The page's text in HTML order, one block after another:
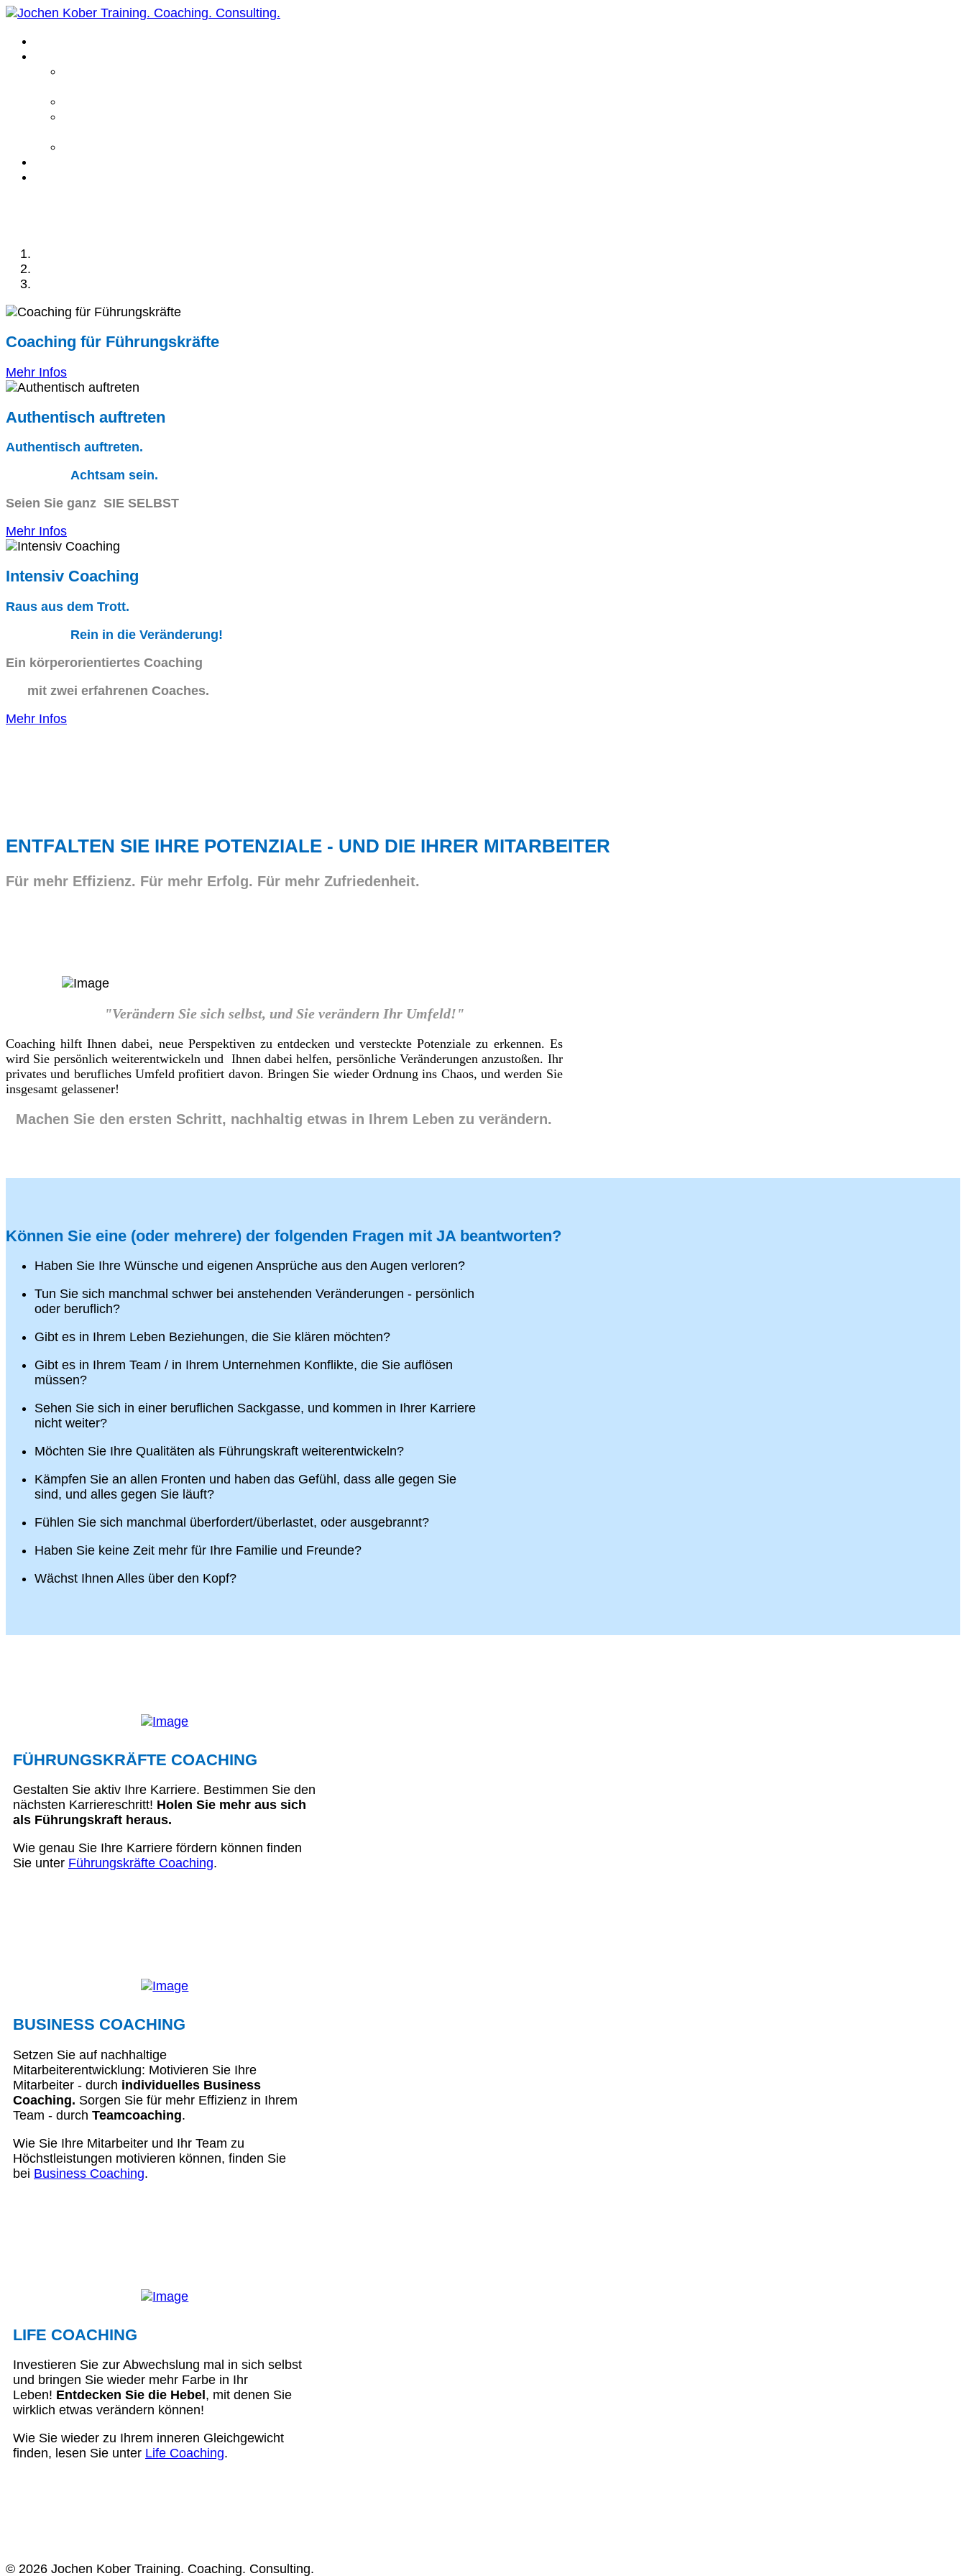
Coaching für Führungskräfte
Mehr Infos
Authentisch auftreten
Authentisch auftreten.
Achtsam sein.
Seien Sie ganz SIE SELBST
Mehr Infos
Intensiv Coaching
Raus aus dem Trott.
Rein in die Veränderung!
Ein körperorientiertes Coaching
mit zwei erfahrenen Coaches.
Mehr Infos
ENTFALTEN SIE IHRE POTENZIALE - UND DIE IHRER MITARBEITER
Für mehr Effizienz. Für mehr Erfolg. Für mehr Zufriedenheit.
"Verändern Sie sich selbst, und Sie verändern Ihr Umfeld!"
Coaching hilft Ihnen dabei, neue Perspektiven zu entdecken und versteckte Potenziale zu erkennen. Es
wird Sie persönlich weiterentwickeln und Ihnen dabei helfen, persönliche Veränderungen anzustoßen. Ihr
privates und berufliches Umfeld profitiert davon. Bringen Sie wieder Ordnung ins Chaos, und werden Sie
insgesamt gelassener!
Machen Sie den ersten Schritt, nachhaltig etwas in Ihrem Leben zu verändern.
Können Sie eine (oder mehrere) der folgenden Fragen mit JA beantworten?
Haben Sie Ihre Wünsche und eigenen Ansprüche aus den Augen verloren?
Tun Sie sich manchmal schwer bei anstehenden Veränderungen - persönlich
oder beruflich?
Gibt es in Ihrem Leben Beziehungen, die Sie klären möchten?
Gibt es in Ihrem Team / in Ihrem Unternehmen Konflikte, die Sie auflösen
müssen?
Sehen Sie sich in einer beruflichen Sackgasse, und kommen in Ihrer Karriere
nicht weiter?
Möchten Sie Ihre Qualitäten als Führungskraft weiterentwickeln?
Kämpfen Sie an allen Fronten und haben das Gefühl, dass alle gegen Sie
sind, und alles gegen Sie läuft?
Fühlen Sie sich manchmal überfordert/überlastet, oder ausgebrannt?
Haben Sie keine Zeit mehr für Ihre Familie und Freunde?
Wächst Ihnen Alles über den Kopf?
FÜHRUNGSKRÄFTE COACHING
Gestalten Sie aktiv Ihre Karriere. Bestimmen Sie den
nächsten Karriereschritt! Holen Sie mehr aus sich
als Führungskraft heraus.
Wie genau Sie Ihre Karriere fördern können finden
Sie unter Führungskräfte Coaching.
BUSINESS COACHING
Setzen Sie auf nachhaltige
Mitarbeiterentwicklung: Motivieren Sie Ihre
Mitarbeiter - durch individuelles Business
Coaching. Sorgen Sie für mehr Effizienz in Ihrem
Team - durch Teamcoaching.
Wie Sie Ihre Mitarbeiter und Ihr Team zu
Höchstleistungen motivieren können, finden Sie
bei Business Coaching.
LIFE COACHING
Investieren Sie zur Abwechslung mal in sich selbst
und bringen Sie wieder mehr Farbe in Ihr
Leben! Entdecken Sie die Hebel, mit denen Sie
wirklich etwas verändern können!
Wie Sie wieder zu Ihrem inneren Gleichgewicht
finden, lesen Sie unter Life Coaching.
© 2026 Jochen Kober Training. Coaching. Consulting.